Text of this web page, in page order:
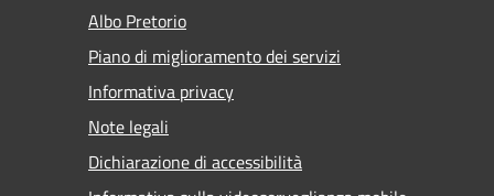
Albo Pretorio
Piano di miglioramento dei servizi
Informativa privacy
Note legali
Dichiarazione di accessibilità